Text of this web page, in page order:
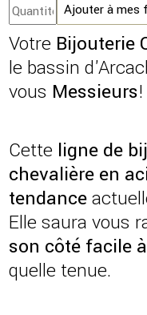
Ajouter à mes
Votre Bijouterie
le bassin
vous Messieurs!
Cette ligne de
chevalière en
tendance
Elle saura vous
son côté facile
quelle tenue.